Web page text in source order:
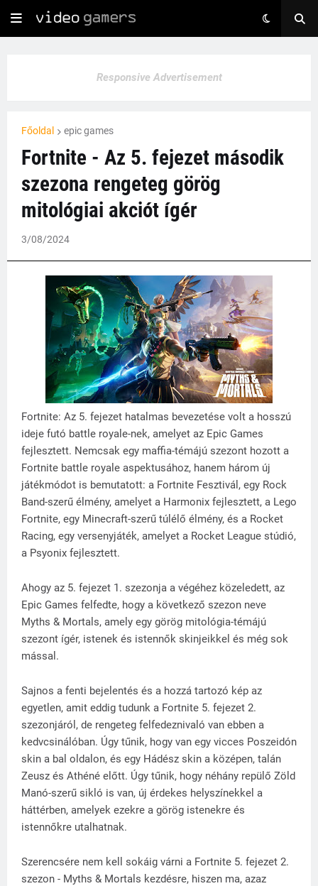
Responsive Advertisement
Főoldal epic games
Fortnite - Az 5. fejezet második
szezona rengeteg görög
mitológiai akciót ígér
3/08/2024
Fortnite: Az 5. fejezet hatalmas bevezetése volt a hosszú
ideje futó battle royale-nek, amelyet az Epic Games
fejlesztett. Nemcsak egy maffia-témájú szezont hozott a
Fortnite battle royale aspektusához, hanem három új
játékmódot is bemutatott: a Fortnite Fesztivál, egy Rock
Band-szerű élmény, amelyet a Harmonix fejlesztett, a Lego
Fortnite, egy Minecraft-szerű túlélő élmény, és a Rocket
Racing, egy versenyjáték, amelyet a Rocket League stúdió,
a Psyonix fejlesztett.
Ahogy az 5. fejezet 1. szezonja a végéhez közeledett, az
Epic Games felfedte, hogy a következő szezon neve
Myths & Mortals, amely egy görög mitológia-témájú
szezont ígér, istenek és istennők skinjeikkel és még sok
mással.
Sajnos a fenti bejelentés és a hozzá tartozó kép az
egyetlen, amit eddig tudunk a Fortnite 5. fejezet 2.
szezonjáról, de rengeteg felfedeznivaló van ebben a
kedvcsinálóban. Úgy tűnik, hogy van egy vicces Poszeidón
skin a bal oldalon, és egy Hádész skin a középen, talán
Zeusz és Athéné előtt. Úgy tűnik, hogy néhány repülő Zöld
Manó-szerű sikló is van, új érdekes helyszínekkel a
háttérben, amelyek ezekre a görög istenekre és
istennőkre utalhatnak.
Szerencsére nem kell sokáig várni a Fortnite 5. fejezet 2.
szezon - Myths & Mortals kezdésre, hiszen ma, azaz